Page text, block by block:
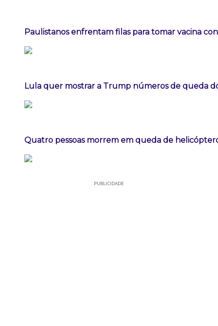
Paulistanos enfrentam filas para tomar vacina
Lula quer mostrar a Trump números de queda
Quatro pessoas morrem em queda de
PUBLICIDADE